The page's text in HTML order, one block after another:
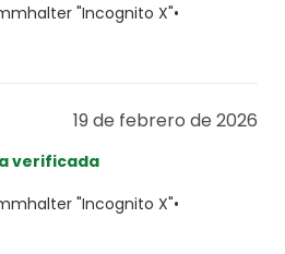
"Incognito X"•
19 de febrero de 2026
verificada
"Incognito X"•